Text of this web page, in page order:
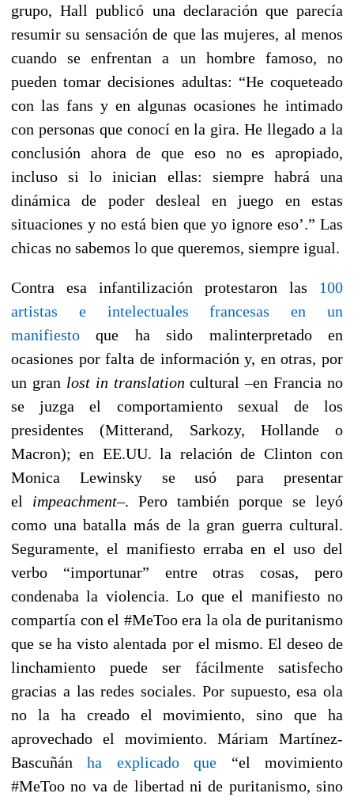
grupo, Hall publicó una declaración que parecía
resumir su sensación de que las mujeres, al menos
cuando se enfrentan a un hombre famoso, no
pueden tomar decisiones adultas: “He coqueteado
con las fans y en algunas ocasiones he intimado
con personas que conocí en la gira. He llegado a la
conclusión ahora de que eso no es apropiado,
incluso si lo inician ellas: siempre habrá una
dinámica de poder desleal en juego en estas
situaciones y no está bien que yo ignore eso’.” Las
chicas no sabemos lo que queremos, siempre igual.
Contra esa infantilización protestaron las 100
artistas e intelectuales francesas en un
manifiesto que ha sido malinterpretado en
ocasiones por falta de información y, en otras, por
un gran lost in translationcultural –en Francia no
se juzga el comportamiento sexual de los
presidentes (Mitterand, Sarkozy, Hollande o
Macron); en EE.UU. la relación de Clinton con
Monica Lewinsky se usó para presentar
el impeachment–. Pero también porque se leyó
como una batalla más de la gran guerra cultural.
Seguramente, el manifiesto erraba en el uso del
verbo “importunar” entre otras cosas, pero
condenaba la violencia. Lo que el manifiesto no
compartía con el #MeToo era la ola de puritanismo
que se ha visto alentada por el mismo. El deseo de
linchamiento puede ser fácilmente satisfecho
gracias a las redes sociales. Por supuesto, esa ola
no la ha creado el movimiento, sino que ha
aprovechado el movimiento. Máriam Martínez-
Bascuñánha explicado que “el movimiento
#MeToo no va de libertad ni de puritanismo, sino